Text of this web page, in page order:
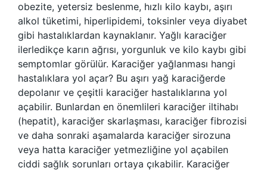
obezite, yetersiz beslenme, hızlı kilo kaybı, aşırı
alkol tüketimi, hiperlipidemi, toksinler veya diyabet
gibi hastalıklardan kaynaklanır. Yağlı karaciğer
ilerledikçe karın ağrısı, yorgunluk ve kilo kaybı gibi
semptomlar görülür. Karaciğer yağlanması hangi
hastalıklara yol açar? Bu aşırı yağ karaciğerde
depolanır ve çeşitli karaciğer hastalıklarına yol
açabilir. Bunlardan en önemlileri karaciğer iltihabı
(hepatit), karaciğer skarlaşması, karaciğer fibrozisi
ve daha sonraki aşamalarda karaciğer sirozuna
veya hatta karaciğer yetmezliğine yol açabilen
ciddi sağlık sorunları ortaya çıkabilir. Karaciğer